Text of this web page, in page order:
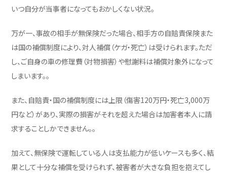
いつ自分が当事者になってもおかしくない状況。
万が一、事故の相手が無保険だった場合、相手方の自賠責保険また
は国の補償制度により、対人補償（ケガ・死亡）は受けられます。ただ
し、ご自身の車の修理費（対物損害）や慰謝料は補償対象外になって
しまいます。。
また、自賠責・国の補償制度には上限（傷害120万円・死亡3,000万
円など）があり、実際の損害がそれを超えた場合は加害者本人に請
求することしかできません。。
加えて、無保険で運転している人は支払能力が低いケースも多く、結
果として十分な補償を受けられず、被害者が大きな負担を抱えてし